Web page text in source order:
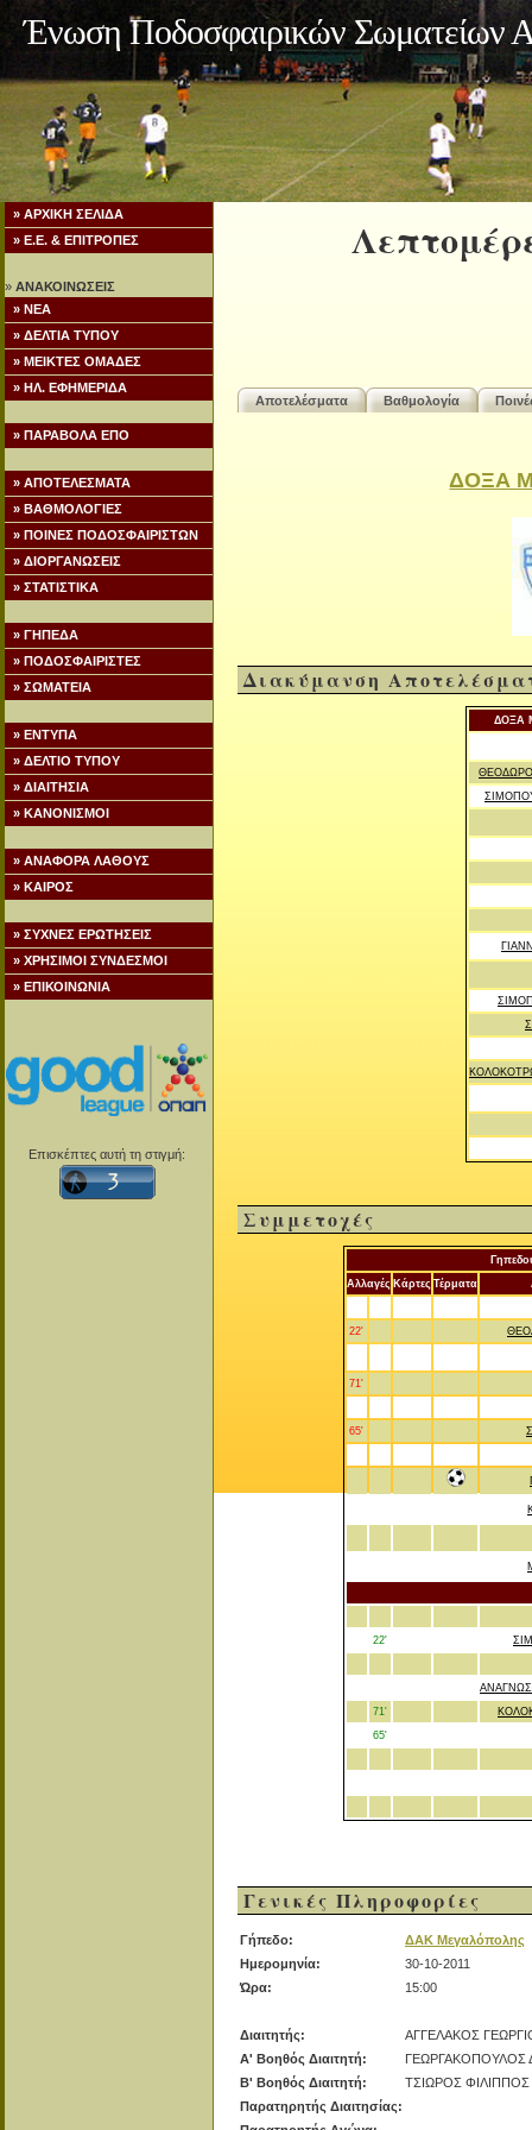
Ένωση Ποδοσφαιρικών Σωματείων
» ΑΡΧΙΚΗ ΣΕΛΙΔΑ
» Ε.Ε. & ΕΠΙΤΡΟΠΕΣ
» ΑΝΑΚΟΙΝΩΣΕΙΣ
» ΝΕΑ
» ΔΕΛΤΙΑ ΤΥΠΟΥ
» ΜΕΙΚΤΕΣ ΟΜΑΔΕΣ
» ΗΛ. ΕΦΗΜΕΡΙΔΑ
» ΠΑΡΑΒΟΛΑ ΕΠΟ
» ΑΠΟΤΕΛΕΣΜΑΤΑ
» ΒΑΘΜΟΛΟΓΙΕΣ
» ΠΟΙΝΕΣ ΠΟΔΟΣΦΑΙΡΙΣΤΩΝ
» ΔΙΟΡΓΑΝΩΣΕΙΣ
» ΣΤΑΤΙΣΤΙΚΑ
» ΓΗΠΕΔΑ
» ΠΟΔΟΣΦΑΙΡΙΣΤΕΣ
» ΣΩΜΑΤΕΙΑ
» ΕΝΤΥΠΑ
» ΔΕΛΤΙΟ ΤΥΠΟΥ
» ΔΙΑΙΤΗΣΙΑ
» ΚΑΝΟΝΙΣΜΟΙ
» ΑΝΑΦΟΡΑ ΛΑΘΟΥΣ
» ΚΑΙΡΟΣ
» ΣΥΧΝΕΣ ΕΡΩΤΗΣΕΙΣ
» ΧΡΗΣΙΜΟΙ ΣΥΝΔΕΣΜΟΙ
» ΕΠΙΚΟΙΝΩΝΙΑ
Επισκέπτες αυτή τη στιγμή:
Αποτελέσματα Βαθμολογία
ΔΟΞΑ
Διακύμανση
ΔΟΞΑ
Συμμετοχές
Αλλαγές Κάρτες Τέρματα
22'
71'
65'
22'
71'
65'
Γενικές Πληροφορίες
Γήπεδο:
ΔΑΚ Μεγαλόπολης
Ημερομηνία:
30-10-2011
Ώρα:
15:00
Διαιτητής:
ΑΓΓΕΛΑΚΟΣ
Α' Βοηθός Διαιτητή:
ΓΕΩΡΓΑΚΟΠΟΥΛΟΣ
Β' Βοηθός Διαιτητή:
ΤΣΙΩΡΟΣ ΦΙΛΙΠΠΟΣ
Παρατηρητής Διαιτησίας: